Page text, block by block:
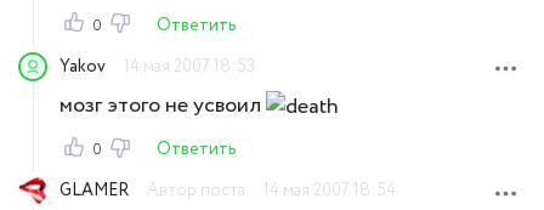
0
Ответить
Yakov
14 мая 2007 18:53
мозг этого не усвоил
0
Ответить
GLAMER
Автор поста 14 мая 2007 18:54